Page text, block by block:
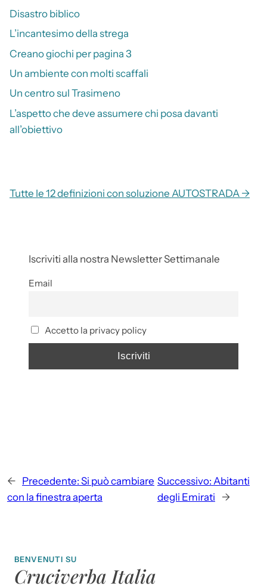
Disastro biblico
L’incantesimo della strega
Creano giochi per pagina 3
Un ambiente con molti scaffali
Un centro sul Trasimeno
L’aspetto che deve assumere chi posa davanti
all’obiettivo
Tutte le 12 definizioni con soluzione AUTOSTRADA →
Iscriviti alla nostra Newsletter Settimanale
Email
Accetto la privacy policy
← Precedente: Si può cambiare
con la finestra aperta
Successivo: Abitanti
degli Emirati
→
BENVENUTI SU
Cruciverba Italia